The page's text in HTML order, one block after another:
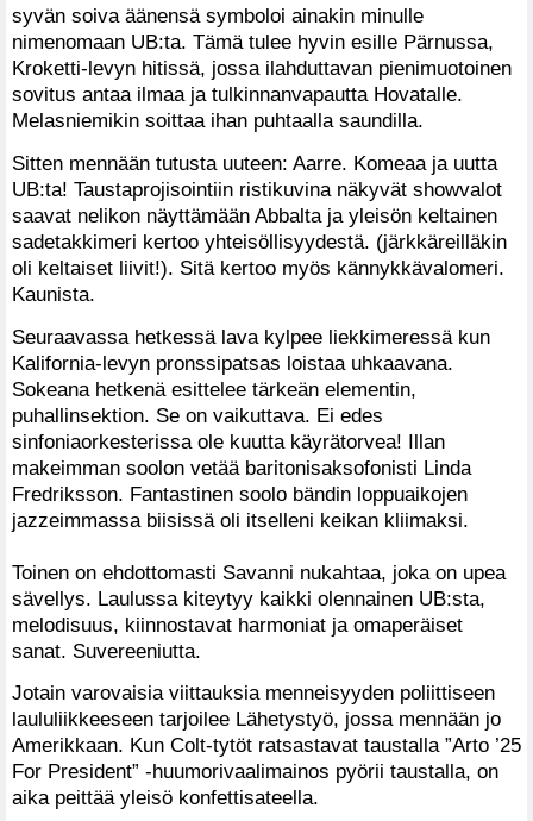
syvän soiva äänensä symboloi ainakin minulle
nimenomaan UB:ta. Tämä tulee hyvin esille Pärnussa,
Kroketti-levyn hitissä, jossa ilahduttavan pienimuotoinen
sovitus antaa ilmaa ja tulkinnanvapautta Hovatalle.
Melasniemikin soittaa ihan puhtaalla saundilla.
Sitten mennään tutusta uuteen: Aarre. Komeaa ja uutta
UB:ta! Taustaprojisointiin ristikuvina näkyvät showvalot
saavat nelikon näyttämään Abbalta ja yleisön keltainen
sadetakkimeri kertoo yhteisöllisyydestä. (järkkäreilläkin
oli keltaiset liivit!). Sitä kertoo myös kännykkävalomeri.
Kaunista.
Seuraavassa hetkessä lava kylpee liekkimeressä kun
Kalifornia-levyn pronssipatsas loistaa uhkaavana.
Sokeana hetkenä esittelee tärkeän elementin,
puhallinsektion. Se on vaikuttava. Ei edes
sinfoniaorkesterissa ole kuutta käyrätorvea! Illan
makeimman soolon vetää baritonisaksofonisti Linda
Fredriksson. Fantastinen soolo bändin loppuaikojen
jazzeimmassa biisissä oli itselleni keikan kliimaksi.
Toinen on ehdottomasti Savanni nukahtaa, joka on upea
sävellys. Laulussa kiteytyy kaikki olennainen UB:sta,
melodisuus, kiinnostavat harmoniat ja omaperäiset
sanat. Suvereeniutta.
Jotain varovaisia viittauksia menneisyyden poliittiseen
laululiikkeeseen tarjoilee Lähetystyö, jossa mennään jo
Amerikkaan. Kun Colt-tytöt ratsastavat taustalla ”Arto ’25
For President” -huumorivaalimainos pyörii taustalla, on
aika peittää yleisö konfettisateella.